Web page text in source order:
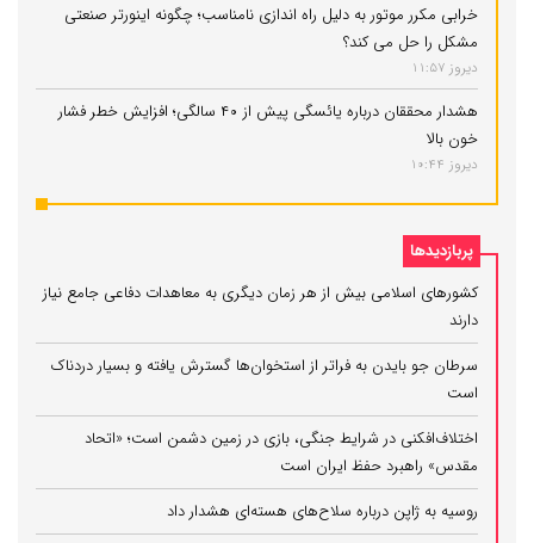
خرابی مکرر موتور به دلیل راه‌ اندازی نامناسب؛ چگونه اینورتر صنعتی
مشکل را حل می‌ کند؟
دیروز 11:57
هشدار محققان درباره یائسگی پیش از ۴۰ سالگی؛ افزایش خطر فشار
خون بالا
دیروز 10:44
پربازدیدها
کشورهای اسلامی بیش از هر زمان دیگری به معاهدات دفاعی جامع نیاز
دارند
سرطان جو بایدن به فراتر از استخوان‌ها گسترش یافته و بسیار دردناک
است
اختلاف‌افکنی در شرایط جنگی، بازی در زمین دشمن است؛ «اتحاد
مقدس» راهبرد حفظ ایران است
روسیه به ژاپن درباره سلاح‌های هسته‌ای هشدار داد